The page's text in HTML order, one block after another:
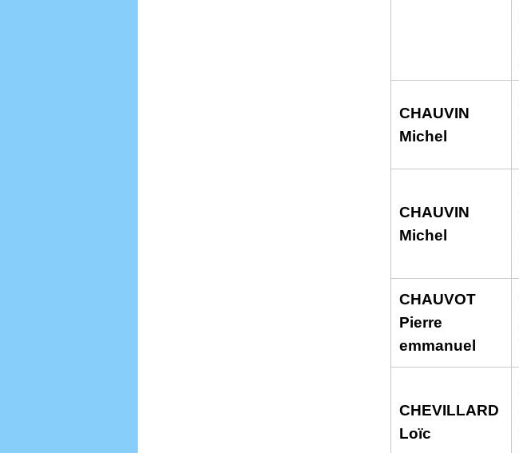
CHAUVIN
Michel
CHAUVIN
Michel
CHAUVOT
Pierre
emmanuel
CHEVILLARD
Loïc